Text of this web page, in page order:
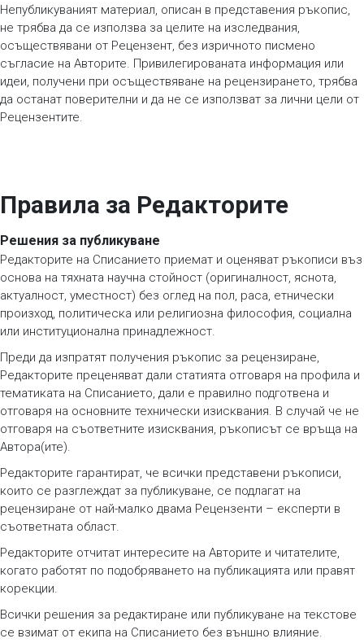
Непубликуваният материал, описан в представения ръкопис,
не трябва да се използва за целите на изследвания,
осъществявани от Рецензент, без изричното писмено
съгласие на Авторите. Привилегированата информация или
идеи, получени при осъществяване на рецензирането, трябва
да останат поверителни и да не се използват за лични цели от
Рецензентите.
Правила за Редакторите
Решения за публикуване
Редакторите на Списанието приемат и оценяват ръкописи въз
основа на тяхната научна стойност (оригиналност, яснота,
актуалност, уместност) без оглед на пол, раса, етнически
произход, политическа или религиозна философия, социална
или институционална принадлежност.
Преди да изпратят получения ръкопис за рецензиране,
Редакторите преценяват дали статията отговаря на профила и
тематиката на Списанието, дали е правилно подготвена и
отговаря на основните технически изисквания. В случай че не
отговаря на съответните изисквания, ръкописът се връща на
Автора(ите).
Редакторите гарантират, че всички представени ръкописи,
които се разглеждат за публикуване, се подлагат на
рецензиране от най-малко двама Рецензенти – експерти в
съответната област.
Редакторите отчитат интересите на Авторите и читателите,
когато работят по подобряването на публикацията или правят
корекции.
Всички решения за редактиране или публикуване на текстове
се взимат от екипа на Списанието без външно влияние.